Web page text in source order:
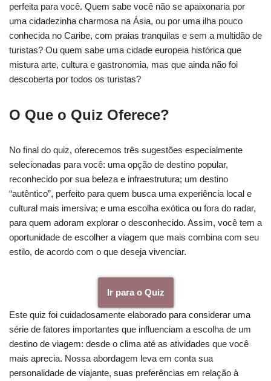
perfeita para você. Quem sabe você não se apaixonaria por
uma cidadezinha charmosa na Ásia, ou por uma ilha pouco
conhecida no Caribe, com praias tranquilas e sem a multidão de
turistas? Ou quem sabe uma cidade europeia histórica que
mistura arte, cultura e gastronomia, mas que ainda não foi
descoberta por todos os turistas?
O Que o Quiz Oferece?
No final do quiz, oferecemos três sugestões especialmente
selecionadas para você: uma opção de destino popular,
reconhecido por sua beleza e infraestrutura; um destino
“autêntico”, perfeito para quem busca uma experiência local e
cultural mais imersiva; e uma escolha exótica ou fora do radar,
para quem adoram explorar o desconhecido. Assim, você tem a
oportunidade de escolher a viagem que mais combina com seu
estilo, de acordo com o que deseja vivenciar.
Ir para o Quiz
Este quiz foi cuidadosamente elaborado para considerar uma
série de fatores importantes que influenciam a escolha de um
destino de viagem: desde o clima até as atividades que você
mais aprecia. Nossa abordagem leva em conta sua
personalidade de viajante, suas preferências em relação à